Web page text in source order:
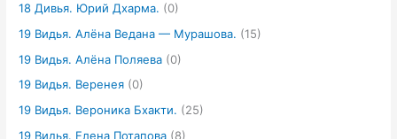
18 Дивья. Юрий Дхарма. (0)
19 Видья. Алёна Ведана — Мурашова. (15)
19 Видья. Алёна Поляева (0)
19 Видья. Веренея (0)
19 Видья. Вероника Бхакти. (25)
19 Видья. Елена Потапова (8)